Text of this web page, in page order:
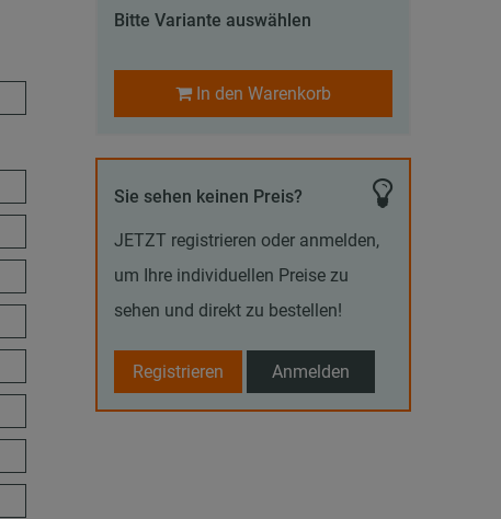
Bitte Variante auswählen
In den Warenkorb
Sie sehen keinen Preis?
JETZT registrieren oder anmelden,
um Ihre individuellen Preise zu
sehen und direkt zu bestellen!
Registrieren Anmelden